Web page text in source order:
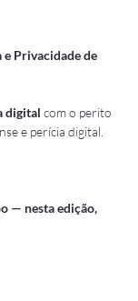
e Privacidade de
digital com o perito
e perícia digital.
— nesta edição,